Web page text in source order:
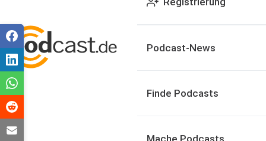
Podcast-News
Finde Podcasts
Mache Podcasts